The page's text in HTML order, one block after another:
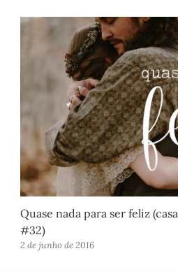
Quase nada para ser feliz
#32)
2 de junho de 2016